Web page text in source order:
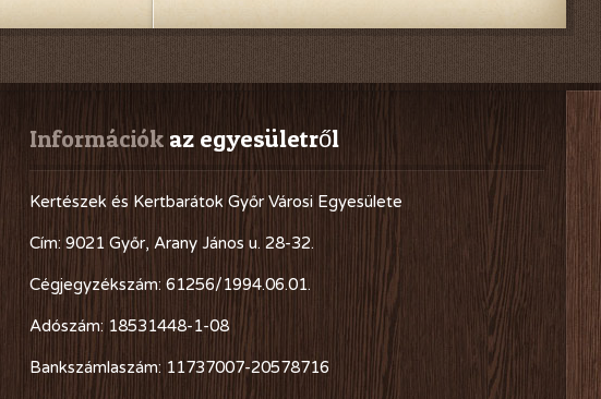
Információk az egyesületről
Kertészek és Kertbarátok Győr Városi Egyesülete
Cím: 9021 Győr, Arany János u. 28-32.
Cégjegyzékszám: 61256/1994.06.01.
Adószám: 18531448-1-08
Bankszámlaszám: 11737007-20578716